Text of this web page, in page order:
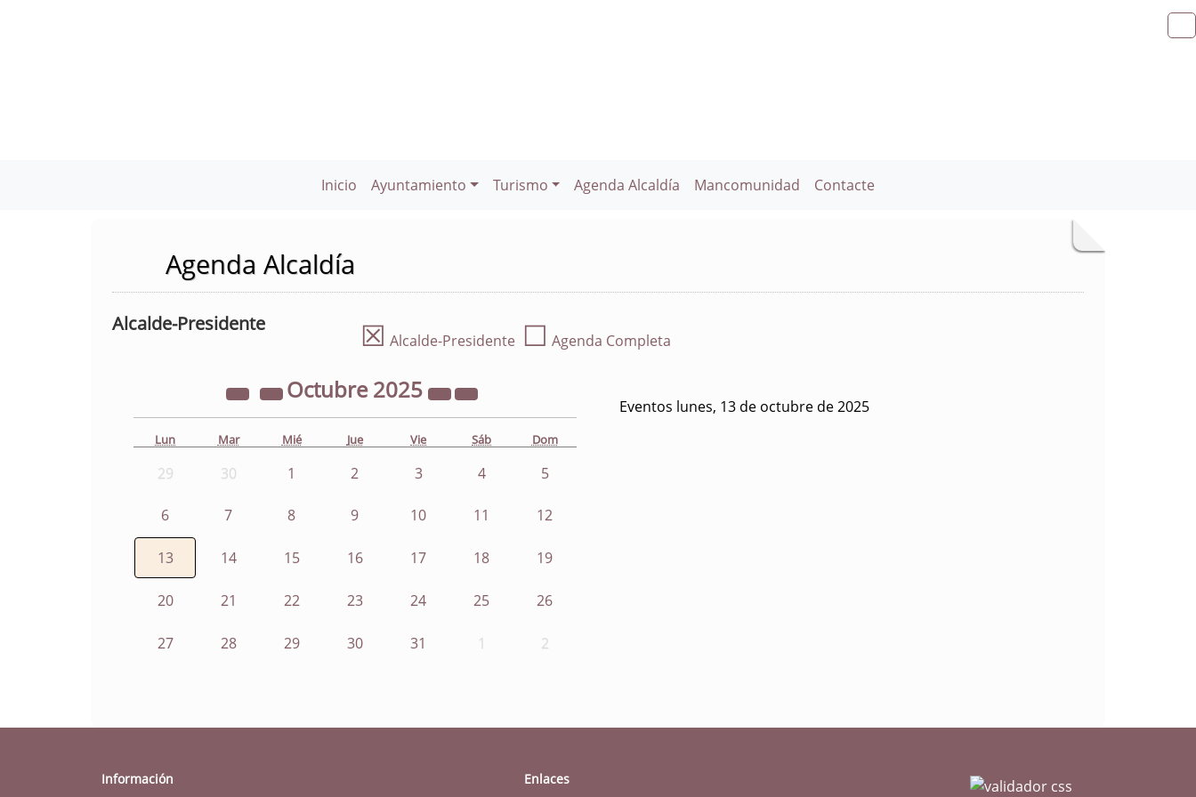
Inicio Ayuntamiento Turismo Agenda Alcaldía Mancomunidad Contacte
Agenda Alcaldía
Alcalde-Presidente ☒ Alcalde-Presidente ☐ Agenda Completa
Octubre2025
Lun Mar Mié Jue Vie Sáb Dom
29 30 1 2 3 4 5
6 7 8 9 10 11 12
13 14 15 16 17 18 19
20 21 22 23 24 25 26
27 28 29 30 31 1 2
Eventos lunes, 13 de octubre de 2025
Información Enlaces